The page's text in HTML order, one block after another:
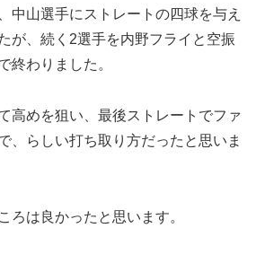
中山選手にストレートの四球を与え
が、続く2選手を内野フライと空振
終わりました。
高めを狙い、最後ストレートでファ
、らしい打ち取り方だったと思いま
ろは良かったと思います。